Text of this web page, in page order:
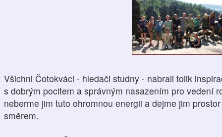
Všichni Čotokváci - hledači studny - nabrali tolik
s dobrým pocitem a správným nasazením pro vedení
neberme jim tuto ohromnou energii a dejme jim
směrem.